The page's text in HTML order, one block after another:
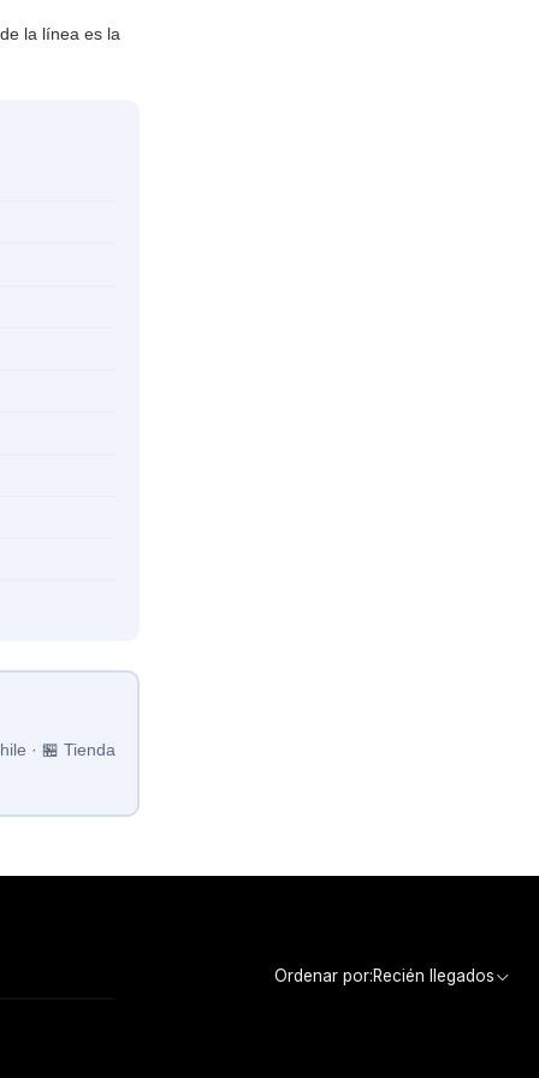
la línea es la
· 🏪 Tienda
Ordenar por:Recién llegados